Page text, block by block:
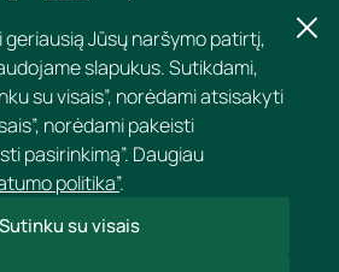
Jūsų naršymo patirtį,
slapukus. Sutikdami,
su visais”, norėdami atsisakyti
norėdami pakeisti
pasirinkimą”. Daugiau
politika”.
Sutinku su visais